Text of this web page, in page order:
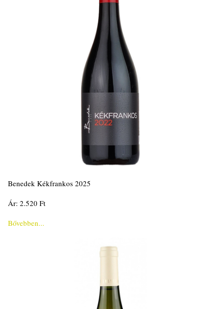
Benedek Kékfrankos 2025
Ár: 2.520 Ft
Bővebben...